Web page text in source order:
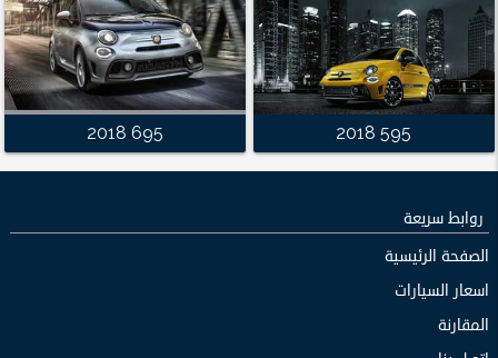
595 2018
695 2018
روابط سريعة
الصفحة الرئيسية
اسعار السيارات
المقارنة